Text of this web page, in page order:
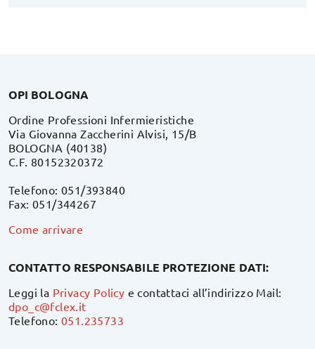
OPI BOLOGNA
Ordine Professioni Infermieristiche
Via Giovanna Zaccherini Alvisi, 15/B
BOLOGNA (40138)
C.F. 80152320372
Telefono: 051/393840
Fax: 051/344267
Come arrivare
CONTATTO RESPONSABILE PROTEZIONE DATI:
Leggi la Privacy Policy e contattaci all’indirizzo Mail:
dpo_c@fclex.it
Telefono:051.235733